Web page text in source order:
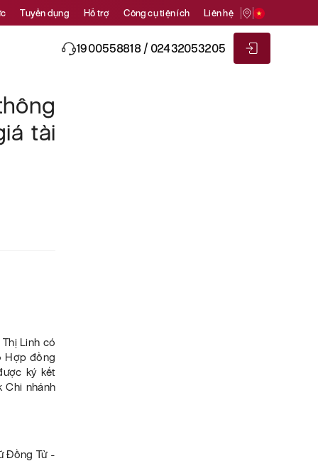
Tuyển dụng Hỗ trợ Công cụ tiện ích Liên hệ
1900558818 / 02432053205
tài
Linh có
Hợp đồng
ký kết
Chi nhánh
Đồng Tử -